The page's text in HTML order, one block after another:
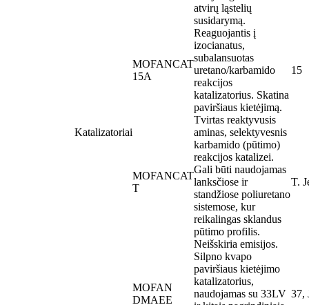
Katalizatoriai
atvirų ląstelių
susidarymą.
MOFANCAT
15A
Reaguojantis į
izocianatus,
subalansuotas
uretano/karbamido
reakcijos
katalizatorius. Skatina
paviršiaus kietėjimą.
15
MOFANCAT
T
Tvirtas reaktyvusis
aminas, selektyvesnis
karbamido (pūtimo)
reakcijos katalizei.
Gali būti naudojamas
lanksčiose ir
standžiose poliuretano
sistemose, kur
reikalingas sklandus
pūtimo profilis.
Neišskiria emisijos.
T.
MOFAN
DMAEE
Silpno kvapo
paviršiaus kietėjimo
katalizatorius,
naudojamas su 33LV 37,